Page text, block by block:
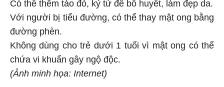
Có thể thêm táo đỏ, kỷ tử để bổ huyết, làm đẹp da.
Với người bị tiểu đường, có thể thay mật ong bằng
đường phèn.
Không dùng cho trẻ dưới 1 tuổi vì mật ong có thể
chứa vi khuẩn gây ngộ độc.
(Ảnh minh họa: Internet)